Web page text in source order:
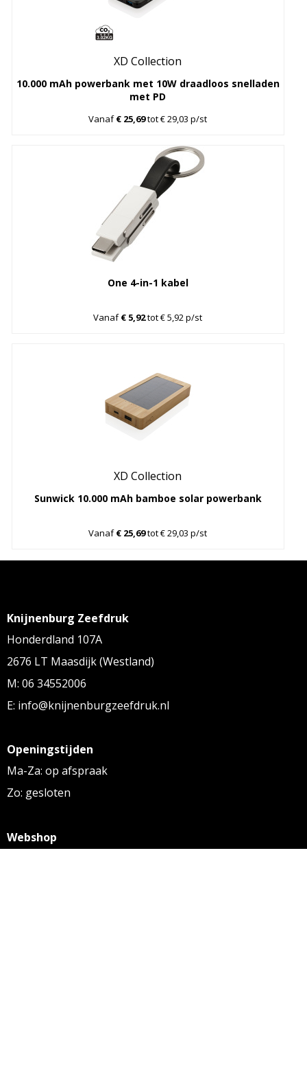
XD Collection
10.000 mAh powerbank met 10W draadloos snelladen
met PD
Vanaf€ 25,69tot € 29,03 p/st
One 4-in-1 kabel
Vanaf€ 5,92tot € 5,92 p/st
XD Collection
Sunwick 10.000 mAh bamboe solar powerbank
Vanaf€ 25,69tot € 29,03 p/st
Knijnenburg Zeefdruk
Honderdland 107A
2676 LT Maasdijk (Westland)
M: 06 34552006
E: info@knijnenburgzeefdruk.nl
Openingstijden
Ma-Za: op afspraak
Zo: gesloten
Webshop